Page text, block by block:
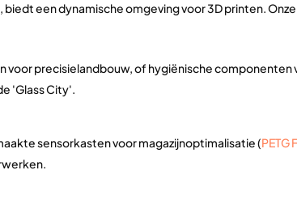
een dynamische omgeving voor 3D printen. Onze
precisielandbouw, of hygiënische componenten
'Glass City'.
sensorkasten voor magazijnoptimalisatie (PETG